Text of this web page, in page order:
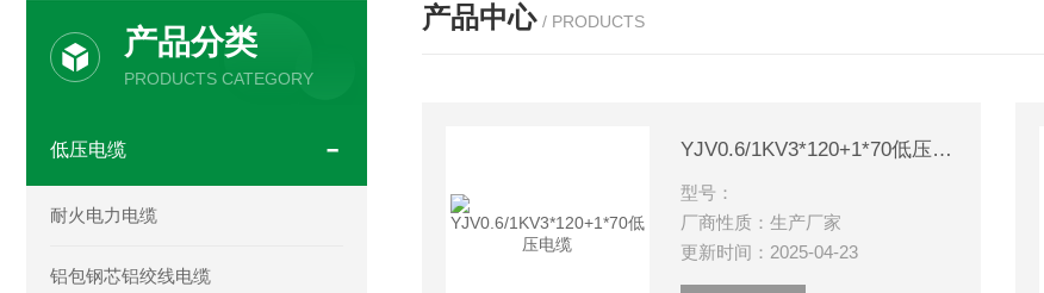
产品分类
PRODUCTS CATEGORY
低压电缆
耐火电力电缆
铝包钢芯铝绞线电缆
产品中心 / PRODUCTS
YJV0.6/1KV3*120+1*70低压电缆
型号：
厂商性质：生产厂家
更新时间：2025-04-23